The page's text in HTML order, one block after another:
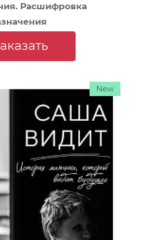
Расшифровка
New